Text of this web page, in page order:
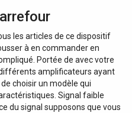
les articles de ce dispositif
à en commander en
Portée de avec votre
amplificateurs ayant
choisir un modèle qui
Signal faible
du signal supposons que vous